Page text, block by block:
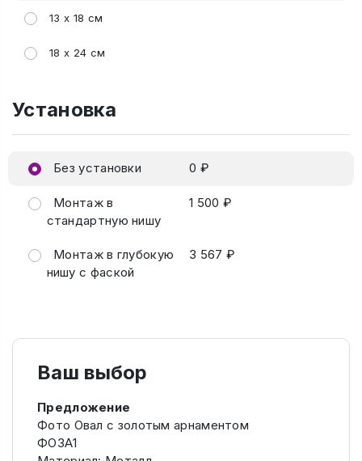
13 х 18 см
18 х 24 см
Установка
Без установки 0 ₽
Монтаж в
стандартную нишу
1 500 ₽
Монтаж в глубокую
нишу с фаской
3 567 ₽
Ваш выбор
Предложение
Фото Овал с золотым арнаментом
ФОЗА1